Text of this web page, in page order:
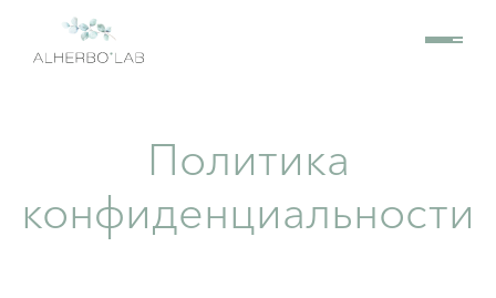
Политика
конфиденциальности